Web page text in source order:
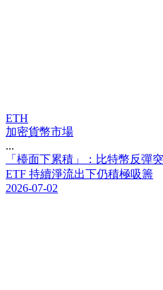
ETH
加密貨幣市場
...
「 檯面下累積 」 ： 比特幣反彈突
ETF 持續淨流出下仍積極吸籌
2026-07-02